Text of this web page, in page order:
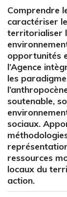
Comprendre
caractériser
territorialiser
opportunités
l’Agence
les
soutenable,
sociaux.
ressources
locaux du
action.